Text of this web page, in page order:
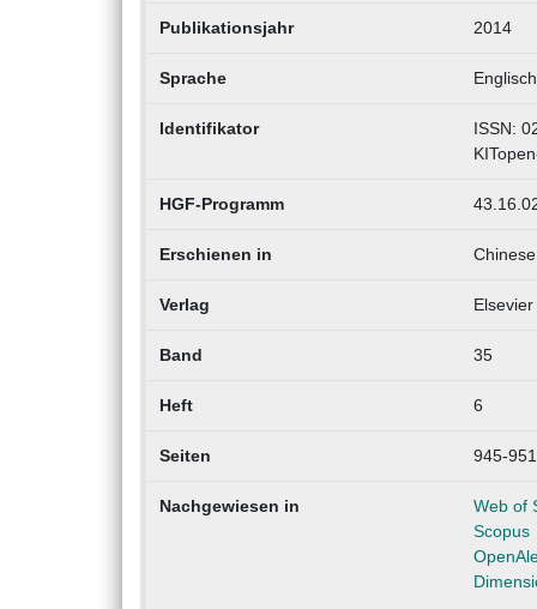
Publikationsjahr 2014
Sprache Englisch
Identifikator
ISSN:
HGF-Programm
Erschienen in
Verlag Elsevier
Band 35
Heft 6
Seiten 945-951
Nachgewiesen in
Web of
Scopus